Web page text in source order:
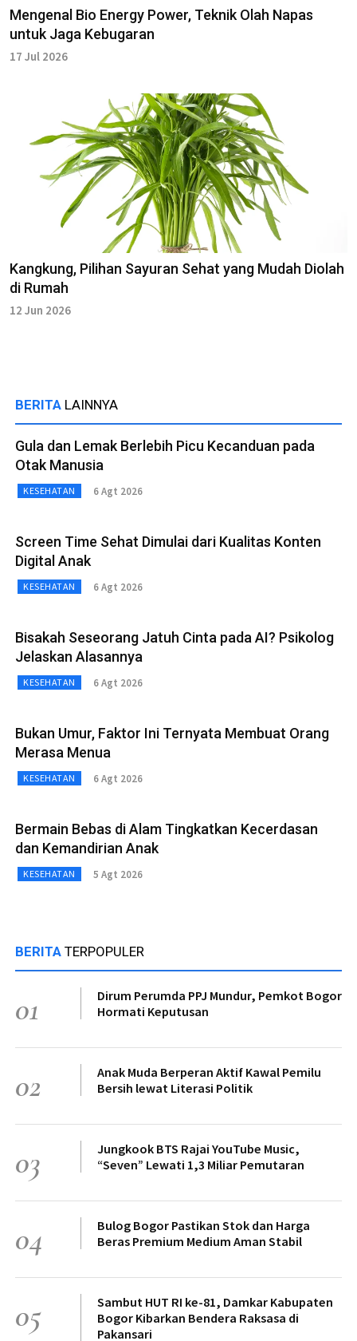
Mengenal Bio Energy Power, Teknik Olah Napas
untuk Jaga Kebugaran
17 Jul 2026
Kangkung, Pilihan Sayuran Sehat yang Mudah Diolah
di Rumah
12 Jun 2026
BERITA LAINNYA
Gula dan Lemak Berlebih Picu Kecanduan pada
Otak Manusia
KESEHATAN 6 Agt 2026
Screen Time Sehat Dimulai dari Kualitas Konten
Digital Anak
KESEHATAN 6 Agt 2026
Bisakah Seseorang Jatuh Cinta pada AI? Psikolog
Jelaskan Alasannya
KESEHATAN 6 Agt 2026
Bukan Umur, Faktor Ini Ternyata Membuat Orang
Merasa Menua
KESEHATAN 6 Agt 2026
Bermain Bebas di Alam Tingkatkan Kecerdasan
dan Kemandirian Anak
KESEHATAN 5 Agt 2026
BERITA TERPOPULER
01
Dirum Perumda PPJ Mundur, Pemkot Bogor
Hormati Keputusan
02
Anak Muda Berperan Aktif Kawal Pemilu
Bersih lewat Literasi Politik
03
Jungkook BTS Rajai YouTube Music,
“Seven” Lewati 1,3 Miliar Pemutaran
04
Bulog Bogor Pastikan Stok dan Harga
Beras Premium Medium Aman Stabil
05
Sambut HUT RI ke-81, Damkar Kabupaten
Bogor Kibarkan Bendera Raksasa di
Pakansari